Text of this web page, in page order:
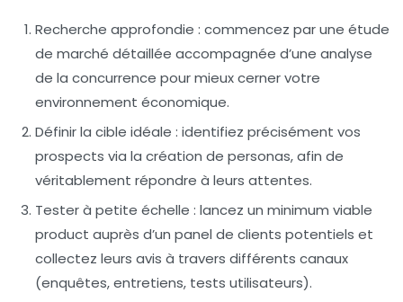
Recherche approfondie : commencez par une étude
de marché détaillée accompagnée d’une analyse
de la concurrence pour mieux cerner votre
environnement économique.
Définir la cible idéale : identifiez précisément vos
prospects via la création de personas, afin de
véritablement répondre à leurs attentes.
Tester à petite échelle : lancez un minimum viable
product auprès d’un panel de clients potentiels et
collectez leurs avis à travers différents canaux
(enquêtes, entretiens, tests utilisateurs).